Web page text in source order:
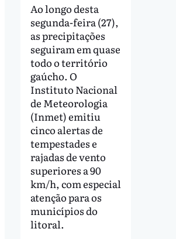
Ao longo desta
segunda-feira (27),
as precipitações
seguiram em quase
todo o território
gaúcho. O
Instituto Nacional
de Meteorologia
(Inmet) emitiu
cinco alertas de
tempestades e
rajadas de vento
superiores a 90
km/h, com especial
atenção para os
municípios do
litoral.